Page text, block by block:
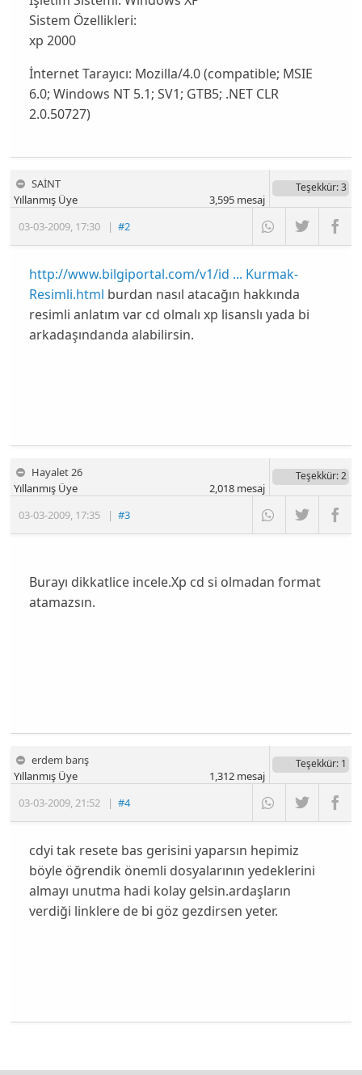
Sistem Özellikleri:
xp 2000
İnternet Tarayıcı: Mozilla/4.0 (compatible; MSIE
6.0; Windows NT 5.1; SV1; GTB5; .NET CLR
2.0.50727)
SAİNT
03-03-2009, 17:30 |#2
Yıllanmış Üye
Teşekkür: 3
3,595mesaj
http://www.bilgiportal.com/v1/id ... Kurmak-
Resimli.html burdan nasıl atacağın hakkında
resimli anlatım var cd olmalı xp lisanslı yada bi
arkadaşındanda alabilirsin.
Hayalet 26
03-03-2009, 17:35 |#3
Yıllanmış Üye
Teşekkür: 2
2,018mesaj
Burayı dikkatlice incele.Xp cd si olmadan format
atamazsın.
erdem barış
03-03-2009,21:52 |#4
Yıllanmış Üye
Teşekkür: 1
1,312mesaj
cdyi tak resete bas gerisini yaparsın hepimiz
böyle öğrendik önemli dosyalarının yedeklerini
almayı unutma hadi kolay gelsin.ardaşların
verdiği linklere de bi göz gezdirsen yeter.